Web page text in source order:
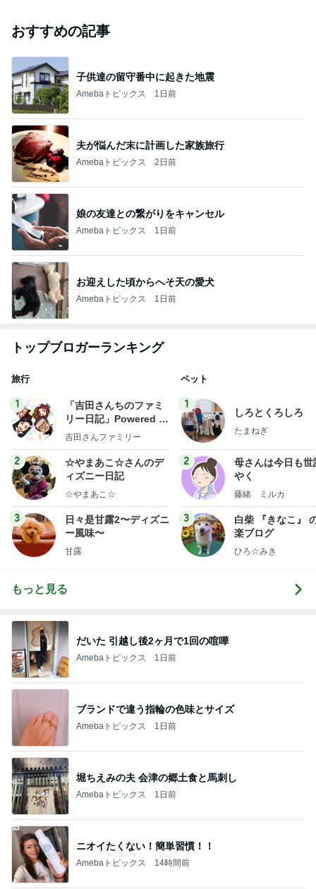
おすすめの記事
子供達の留守番中に起きた地震
Amebaトピックス 1日前
夫が悩んだ末に計画した家族旅行
Amebaトピックス 2日前
娘の友達との繋がりをキャンセル
Amebaトピックス 1日前
お迎えした頃からへそ天の愛犬
Amebaトピックス 1日前
トップブロガーランキング
旅行
1
「吉田さんちのファミ
リー日記」Powered b
y Ameba 吉田さんファ
ログ
吉田さんファミリー
2
☆やまあこ☆さんのデ
ィズニー日記
☆やまあこ☆
3
日々是甘露2〜ディズニ
ー風味〜
甘露
ペット
1
しろとくろしろ
たまねぎ
2
母さんは今日も世
やく
藤緒 ミルカ
3
白柴 『きなこ』
楽ブログ
ひろ☆みき
もっと見る
だいた 引越し後2ヶ月で1回の喧嘩
Amebaトピックス 1日前
ブランドで違う指輪の色味とサイズ
Amebaトピックス 1日前
堀ちえみの夫 会津の郷土食と馬刺し
Amebaトピックス 1日前
ニオイたくない！簡単習慣！！
Amebaトピックス 14時間前